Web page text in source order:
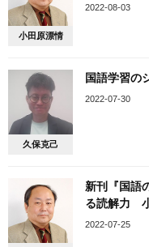
小田原漂情
2022-08-03
久保克己
国語学習の
2022-07-30
新刊『国語
る読解力
2022-07-25